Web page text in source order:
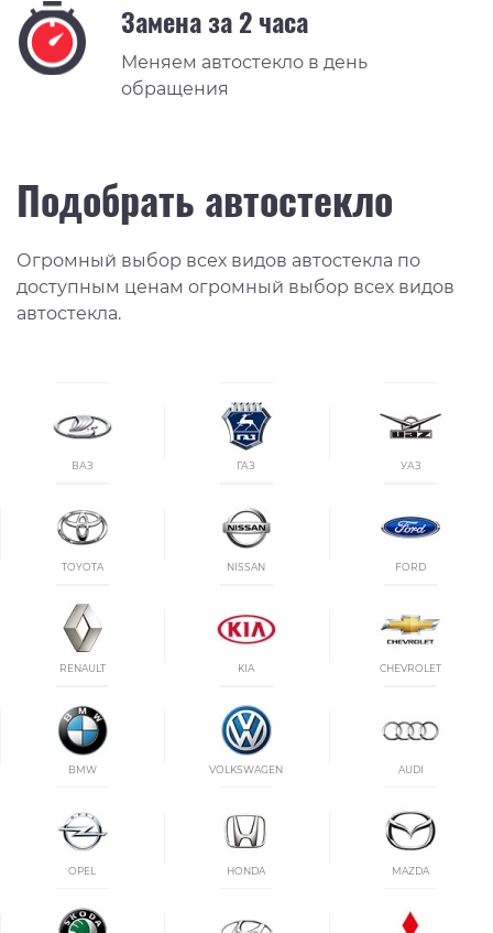
Замена за 2 часа
Меняем автостекло в день
обращения
Подобрать автостекло
Огромный выбор всех видов автостекла по
доступным ценам огромный выбор всех видов
автостекла.
ВАЗ ГАЗ УАЗ
TOYOTA NISSAN FORD
RENAULT KIA CHEVROLET
BMW VOLKSWAGEN AUDI
OPEL HONDA MAZDA